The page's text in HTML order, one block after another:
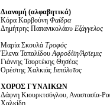
Διανομή (αλφαβητικά)
Κόρα Καρβούνη Φαίδρα
Δημήτρης Παπανικολάου Εξάγγελος
Μαρία Σκουλά Τροφός
Έλενα ΤοπαλίδουΑφροδίτη/Άρτεμις
Γιάννης Τσορτέκης Θησέας
Ορέστης Χαλκιάς Ιππόλυτος
ΧΟΡΟΣ ΓΥΝΑΙΚΩΝ
Δάφνη Κιουρκτσόγλου, Αναστασία-
Χαλκίδη